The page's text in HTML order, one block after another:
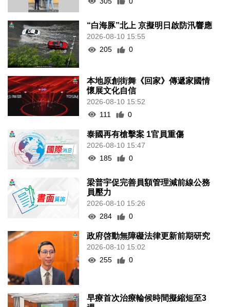
“白海豚”北上 京擬明日啟防汛響應
2026-08-10 15:55
205
0
本地原創街舞《回家》傳遞家國情
懷展文化自信
2026-08-10 15:52
111
0
泰國再有槍擊案 1官員重傷
2026-08-10 15:47
185
0
梁普宇促完善員額管理減前線公務
員壓力
2026-08-10 15:26
284
0
政府啓動無障礙法律更新前期研究
2026-08-10 15:02
255
0
早療首次治療輪候時間擬縮短至3